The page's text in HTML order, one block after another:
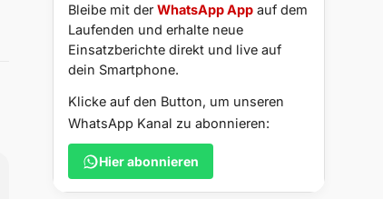
Bleibe mit derWhatsApp App auf dem
Laufenden und erhalte neue
Einsatzberichte direkt und live auf
dein Smartphone.
Klicke auf den Button, um unseren
WhatsApp Kanal zu abonnieren:
Hier abonnieren